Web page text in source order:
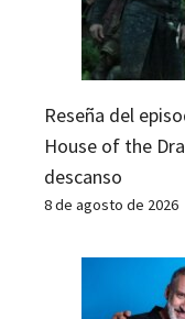
Reseña del
House of the
descanso
8 de agosto de 2026